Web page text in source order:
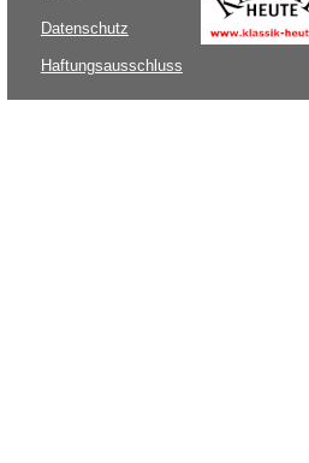
Datenschutz
Haftungsausschluss